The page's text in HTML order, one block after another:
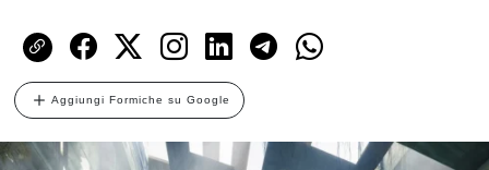
Aggiungi Formiche su Google